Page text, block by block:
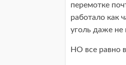
перемотке
работало как
уголь даже не
НО все равно